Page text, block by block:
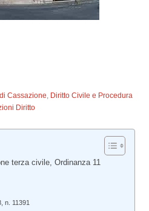
Cassazione, Diritto Civile e Procedura
Diritto
terza civile, Ordinanza 11
n. 11391